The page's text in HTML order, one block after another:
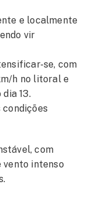
e localmente
vir
se, com
h no litoral e
13.
condições
com
vento intenso